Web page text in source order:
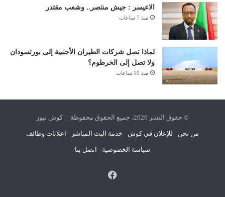
الاعيسر : جيش منتصر.. وشعب مقتدر
منذ 7 ساعات
لماذا تصل شركات الطيران الأجنبية إلى بورتسودان
ولا تصل إلى الخرطوم؟
منذ 10 ساعات
© حقوق النشر 2026، جميع الحقوق محفوظة | كوش نيوز
من نحن للإعلان في كوش خدمة البث المباشر اعلانات وظائف
سياسة الخصوصية اتصل بنا